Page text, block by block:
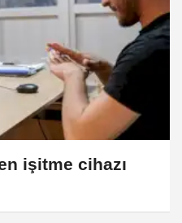
işitme cihazı